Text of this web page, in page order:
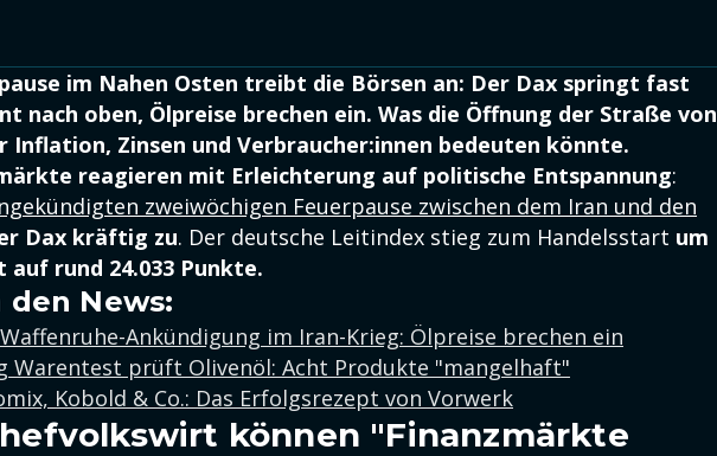
im Nahen Osten treibt die Börsen an: Der Dax springt fast
nach oben, Ölpreise brechen ein. Was die Öffnung der Straße von
Inflation, Zinsen und Verbraucher:innen bedeuten könnte.
reagieren mit Erleichterung auf politische Entspannung:
zweiwöchigen Feuerpause zwischen dem Iran und den
Dax kräftig zu. Der deutsche Leitindex stieg zum Handelsstart um
auf rund 24.033 Punkte.
den News:
Ankündigung im Iran-Krieg: Ölpreise brechen ein
Warentest prüft Olivenöl: Acht Produkte "mangelhaft"
Kobold & Co.: Das Erfolgsrezept von Vorwerk
können "Finanzmärkte